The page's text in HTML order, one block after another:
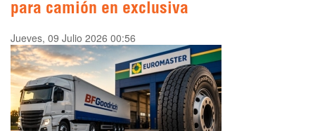
para camión en exclusiva
Jueves, 09 Julio 2026 00:56